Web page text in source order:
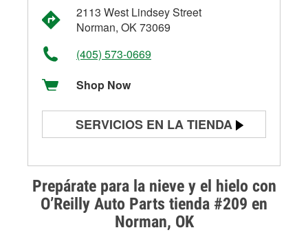
Prepárate para la nieve y el hielo con
O’Reilly Auto Parts tienda #209 en
Norman, OK
2113 West Lindsey Street
Norman, OK 73069
(405) 573-0669
Shop Now
SERVICIOS EN LA TIENDA
Prueba de alternadores y
arrancadores
Revisión de la luz "Check Engine"